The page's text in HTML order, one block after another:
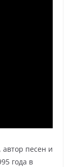
песен и
года в